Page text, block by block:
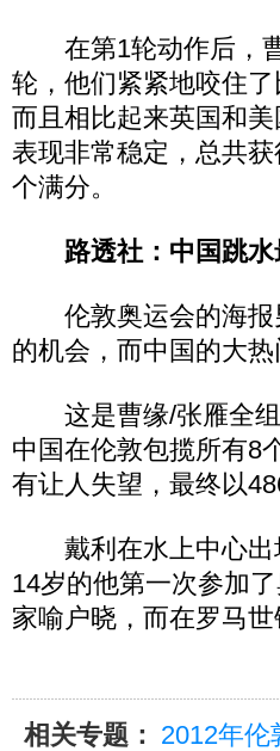
在第1轮动作后，曹
轮，他们紧紧地咬住
而且相比起来英国和
表现非常稳定，总共
个满分。
路透社：中国跳
伦敦奥运会的海报
的机会，而中国的大
这是曹缘/张雁全组
中国在伦敦包揽所有8
有让人失望，最终以
戴利在水上中心出
14岁的他第一次参加
家喻户晓，而在罗马
相关专题： 2012年伦